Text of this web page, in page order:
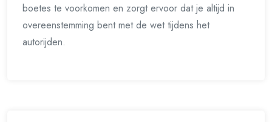
boetes te voorkomen en zorgt ervoor dat je altijd in
overeenstemming bent met de wet tijdens het
autorijden.